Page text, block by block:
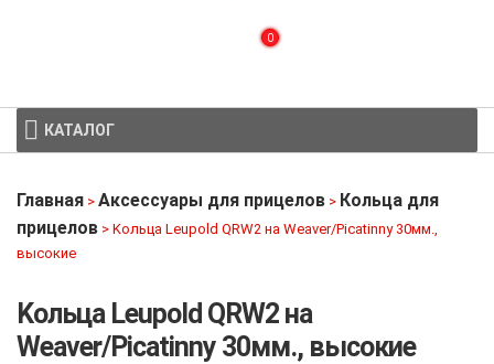
0
КАТАЛОГ
Главная > Аксессуары для прицелов > Кольца для
прицелов > Kольца Leupold QRW2 на Weaver/Picatinny 30мм.,
высокие
Kольца Leupold QRW2 на
Weaver/Picatinny 30мм., высокие